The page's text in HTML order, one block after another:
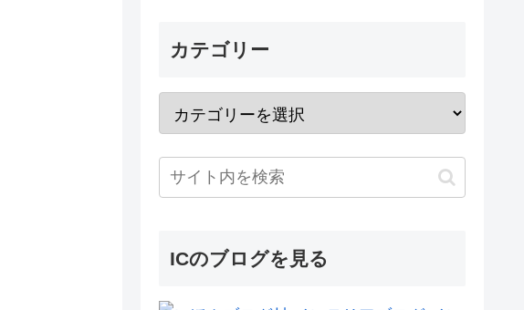
カテゴリー
ICのブログを見る